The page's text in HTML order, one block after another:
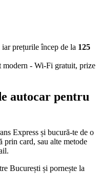
prețurile încep de la 125
modern - Wi-Fi gratuit, prize
autocar pentru
Express și bucură-te de o
prin card, sau alte metode
București și pornește la